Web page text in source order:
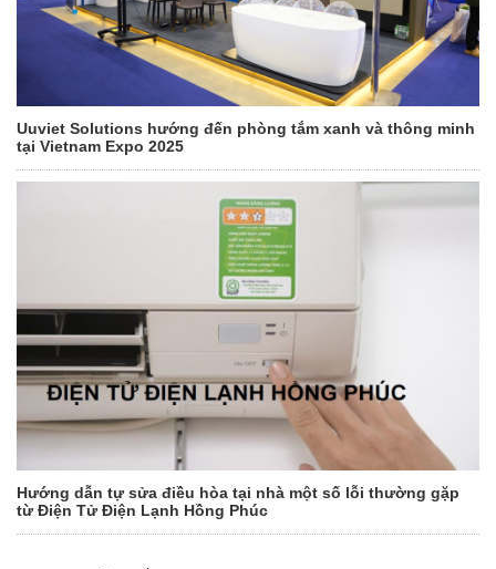
Uuviet Solutions hướng đến phòng tắm xanh và thông minh
tại Vietnam Expo 2025
Hướng dẫn tự sửa điều hòa tại nhà một số lỗi thường gặp
từ Điện Tử Điện Lạnh Hồng Phúc